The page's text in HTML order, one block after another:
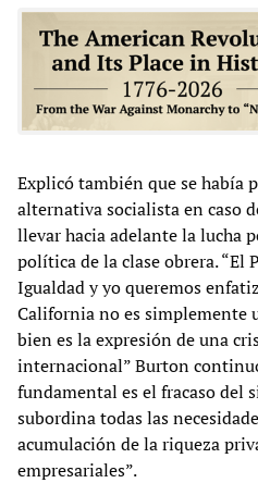
Explicó también que se había
alternativa socialista en caso
llevar hacia adelante la lucha
política de la clase obrera. “El
Igualdad y yo queremos
California no es simplemente
bien es la expresión de una
internacional” Burton
fundamental es el fracaso del
subordina todas las
acumulación de la riqueza
empresariales”.